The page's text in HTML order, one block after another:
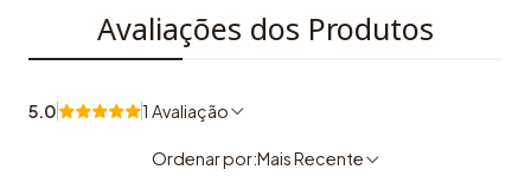
Avaliações dos Produtos
5.0 1 Avaliação
Ordenar por:Mais Recente